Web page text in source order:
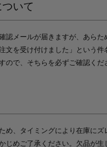
いて
認メールが届きますが、あらた
文を受け付けました」という件
ので、そちらを必ずご確認くだ
め、タイミングにより在庫にズ
じめご了承ください。欠品が生